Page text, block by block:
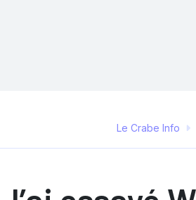
Le Crabe Info